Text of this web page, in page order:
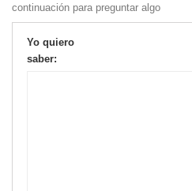
continuación para preguntar algo
Yo quiero
saber: